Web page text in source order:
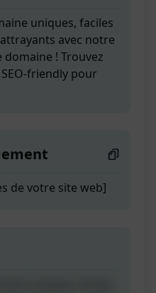
uniques, faciles
avec notre
! Trouvez
friendly pour
de votre site web]